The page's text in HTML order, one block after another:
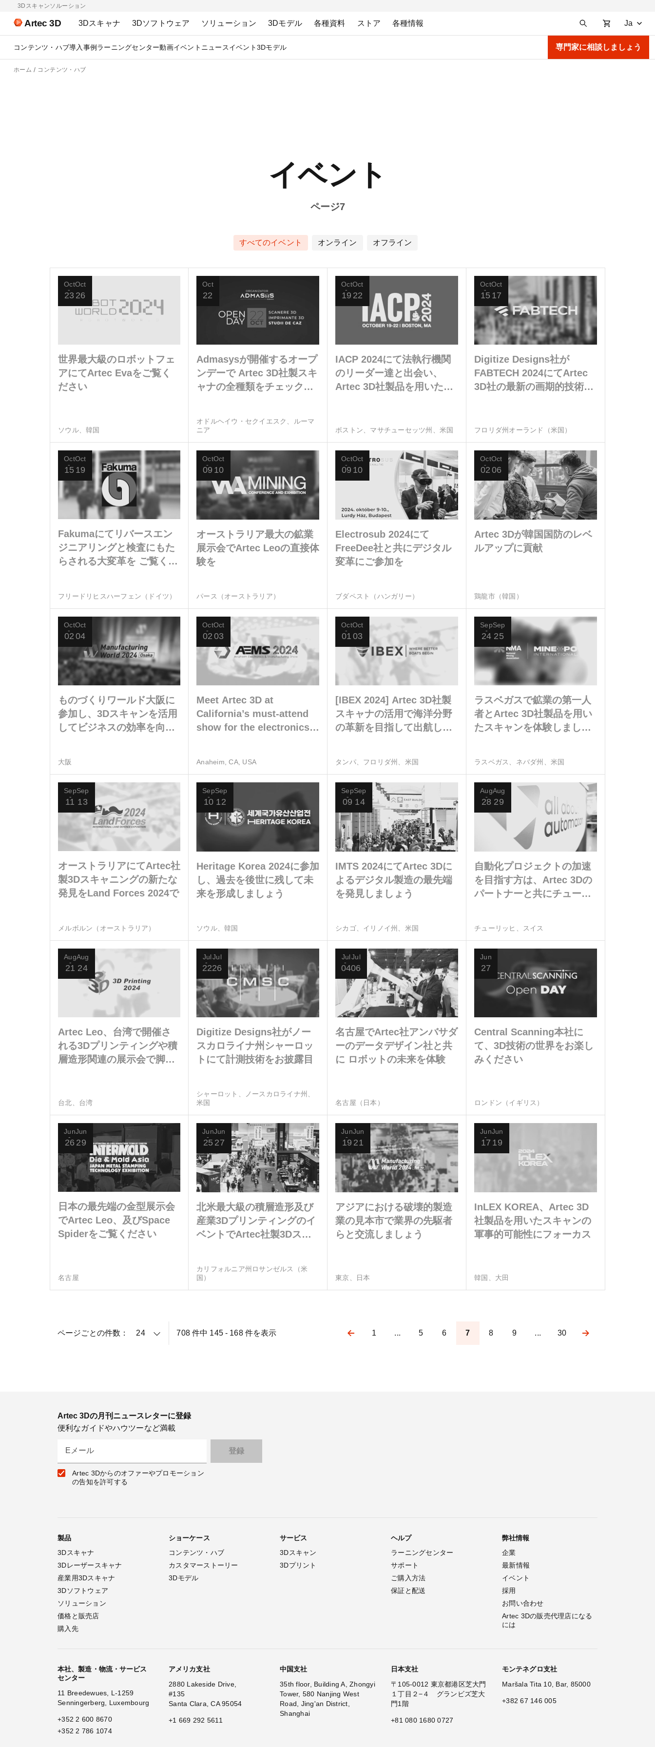
3Dスキャンソルーション
Artec 3D 3Dスキャナ 3Dソフトウェア ソリューション 3Dモデル 各種資料 ストア 各種情報 Ja
コンテンツ・ハブ導入事例 ラーニングセンター動画イベント ニュースイベント3Dモデル 専門家に相談しましょう
ホーム コンテンツ・ハブ
イベント
ページ7
すべてのイベント オンライン オフライン
Oct
23
Oct
26
世界最大級のロボットフェ
アにてArtec Evaをご覧く
ださい
ソウル、韓国
Oct
22
Admasysが開催するオープ
ンデーで Artec 3D社製スキ
ャナの全種類をチェックし
オドルヘイウ・セクイエスク、ルーマ
ニア
Oct
19
Oct
22
IACP 2024にて法執行機関
のリーダー達と出会い、
Artec 3D社製品を用いたス
ボストン、マサチューセッツ州、米国
Oct
15
Oct
17
Digitize Designs社が
FABTECH 2024にてArtec
3D社の最新の画期的技術を
フロリダ州オーランド（米国）
Oct
15
Oct
19
Fakumaにてリバースエン
ジニアリングと検査にもた
らされる大変革を ご覧くだ
フリードリヒスハーフェン（ドイツ）
Oct
09
Oct
10
オーストラリア最大の鉱業
展示会でArtec Leoの直接体
験を
パース（オーストラリア）
Oct
09
Oct
10
Electrosub 2024にて
FreeDee社と共にデジタル
変革にご参加を
ブダペスト（ハンガリー）
Oct
02
Oct
06
Artec 3Dが韓国国防のレベ
ルアップに貢献
鶏龍市（韓国）
Oct
02
Oct
04
ものづくりワールド大阪に
参加し、3Dスキャンを活用
してビジネスの効率を向上
大阪
Oct
02
Oct
03
Meet Artec 3D at
California’s must-attend
show for the electronics,
Anaheim, CA, USA
Oct
01
Oct
03
[IBEX 2024] Artec 3D社製
スキャナの活用で海洋分野
の革新を目指して出航しま
タンパ、フロリダ州、米国
Sep
24
Sep
25
ラスベガスで鉱業の第一人
者とArtec 3D社製品を用い
たスキャンを体験しましょ
ラスベガス、ネバダ州、米国
Sep
11
Sep
13
オーストラリアにてArtec社
製3Dスキャニングの新たな
発見をLand Forces 2024で
メルボルン（オーストラリア）
Sep
10
Sep
12
Heritage Korea 2024に参加
し、過去を後世に残して未
来を形成しましょう
ソウル、韓国
Sep
09
Sep
14
IMTS 2024にてArtec 3Dに
よるデジタル製造の最先端
を発見しましょう
シカゴ、イリノイ州、米国
Aug
28
Aug
29
自動化プロジェクトの加速
を目指す方は、Artec 3Dの
パートナーと共にチューリ
チューリッヒ、スイス
Aug
21
Aug
24
Artec Leo、台湾で開催さ
れる3Dプリンティングや積
層造形関連の展示会で脚光
台北、台湾
Jul
22
Jul
26
Digitize Designs社がノー
スカロライナ州シャーロッ
トにて計測技術をお披露目
シャーロット、ノースカロライナ州、
米国
Jul
04
Jul
06
名古屋でArtec社アンバサダ
ーのデータデザイン社と共
に ロボットの未来を体験
名古屋（日本）
Jun
27
Central Scanning本社に
て、3D技術の世界をお楽し
みください
ロンドン（イギリス）
Jun
26
Jun
29
日本の最先端の金型展示会
でArtec Leo、及びSpace
Spiderをご覧ください
名古屋
Jun
25
Jun
27
北米最大級の積層造形及び
産業3Dプリンティングのイ
ベントでArtec社製3Dスキ
カリフォルニア州ロサンゼルス（米
国）
Jun
19
Jun
21
アジアにおける破壊的製造
業の見本市で業界の先駆者
らと交流しましょう
東京、日本
Jun
17
Jun
19
InLEX KOREA、Artec 3D
社製品を用いたスキャンの
軍事的可能性にフォーカス
韓国、大田
ページごとの件数： 708 件中 145 - 168 件を表示
Pagination
1 ... 5 6 7 8 9 ... 30
Artec 3Dの月刊ニュースレターに登録
便利なガイドやハウツーなど満載
Eメール
Artec 3Dからのオファーやプロモーション
の告知を許可する
製品
3Dスキャナ
3Dレーザースキャナ
産業用3Dスキャナ
3Dソフトウェア
ソリューション
価格と販売店
購入先
ショーケース
コンテンツ・ハブ
カスタマーストーリー
3Dモデル
サービス
3Dスキャン
3Dプリント
ヘルプ
ラーニングセンター
サポート
ご購入方法
保証と配送
弊社情報
企業
最新情報
イベント
採用
お問い合わせ
Artec 3Dの販売代理店になる
には
本社、製造・物流・サービス
センター
11 Breedewues, L-1259
Senningerberg, Luxembourg
+352 2 600 8670
+352 2 786 1074
アメリカ支社
2880 Lakeside Drive,
#135
Santa Clara, CA 95054
+1 669 292 5611
中国支社
35th floor, Building A, Zhongyi
Tower, 580 Nanjing West
Road, Jing'an District,
Shanghai
日本支社
〒105-0012 東京都港区芝大門
１丁目２−４ グランビズ芝大
門1階
+81 080 1680 0727
モンテネグロ支社
Maršala Tita 10, Bar, 85000
+382 67 146 005